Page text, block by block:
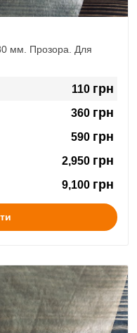
мм. Прозора. Для
110 грн
360 грн
590 грн
2,950 грн
9,100 грн